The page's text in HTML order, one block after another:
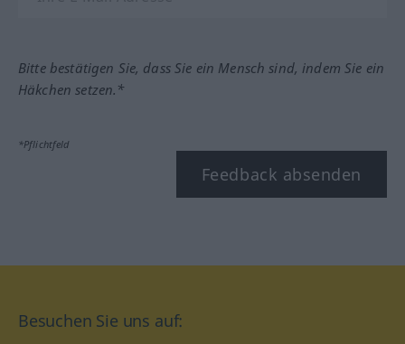
Bitte bestätigen Sie, dass Sie ein Mensch sind, indem Sie ein
Häkchen setzen.*
*Pflichtfeld
Feedback absenden
Besuchen Sie uns auf: